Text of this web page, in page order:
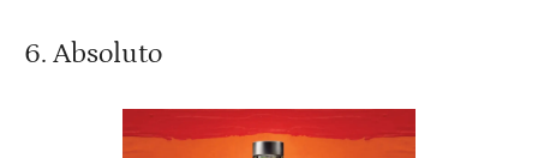
6. Absoluto